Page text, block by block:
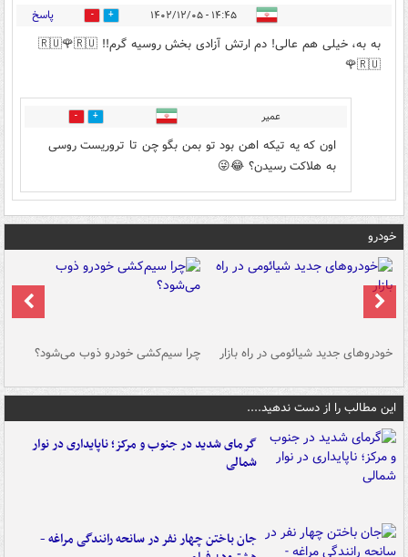
۱۴:۴۵ - ۱۴۰۲/۱۲/۰۵ 1 پاسخ
به به، خیلی هم عالی! دم ارتش آزادی بخش روسیه گرم!! 🇷🇺🌹🇷🇺
🌹🇷🇺
عمیر 0
اون که یه تیکه اهن بود تو بمن بگو چن تا تروریست روسی
به هلاکت رسیدن؟ 😂😜
خودرو
خودروهای جدید شیائومی در راه بازار چرا سیم‌کشی خودرو ذوب می‌شود؟
این مطالب را از دست ندهید....
گرمای شدید در جنوب و مرکز؛ ناپایداری در نوار
شمالی
جان باختن چهار نفر در سانحه رانندگی مراغه -